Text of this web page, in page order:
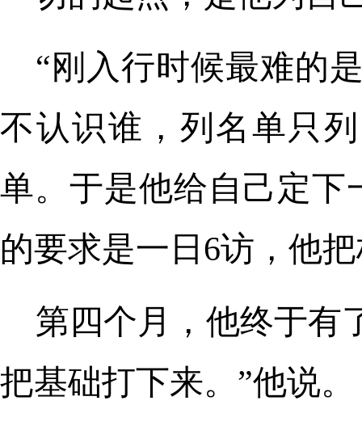
“刚入行时候最难的
不认识谁，列名单只
单。于是他给自己定
的要求是一日6访，他
第四个月，他终于有
把基础打下来。”他说。